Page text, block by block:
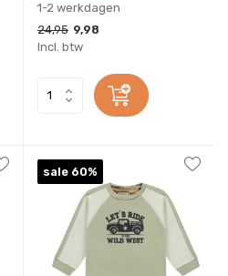
1-2 werkdagen
24,95 9,98
Incl. btw
sale 60%